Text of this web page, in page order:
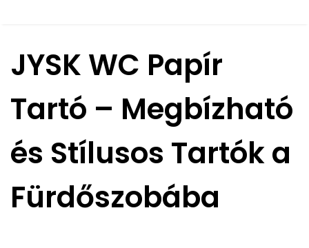
JYSK WC Papír
Tartó – Megbízható
és Stílusos Tartók a
Fürdőszobába